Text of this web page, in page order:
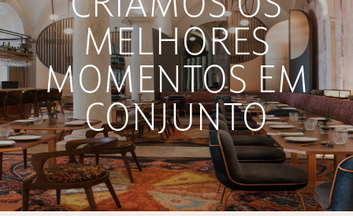
MELHORES
MOMENTOS EM
CONJUNTO